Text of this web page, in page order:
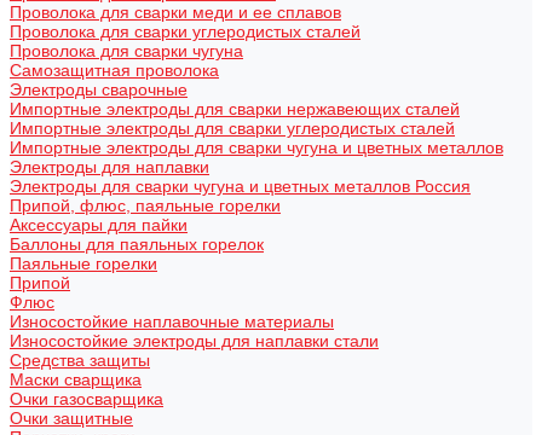
Проволока для сварки меди и ее сплавов
Проволока для сварки углеродистых сталей
Проволока для сварки чугуна
Самозащитная проволока
Электроды сварочные
Импортные электроды для сварки нержавеющих сталей
Импортные электроды для сварки углеродистых сталей
Импортные электроды для сварки чугуна и цветных металлов
Электроды для наплавки
Электроды для сварки чугуна и цветных металлов Россия
Припой, флюс, паяльные горелки
Аксессуары для пайки
Баллоны для паяльных горелок
Паяльные горелки
Припой
Флюс
Износостойкие наплавочные материалы
Износостойкие электроды для наплавки стали
Средства защиты
Маски сварщика
Очки газосварщика
Очки защитные